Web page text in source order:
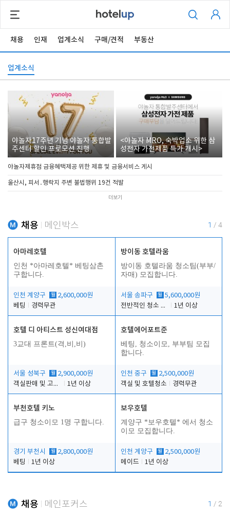
채용 인재 업계소식 구매/견적 부동산
업계소식
야놀자17주년 기념 야놀자 통합발
주센터 할인 프로모션 진행
<야놀자 MRO, 숙박업소 위한 삼
성전자 가전제품 특가 개시>
야놀자제휴점 금융혜택제공 위한 제휴 및 금융서비스 게시
울산시, 피서․행락지 주변 불법행위 19건 적발
더보기
채용 메인박스 1 / 4
아마레호텔
인천 *아마레호텔* 베팅삼촌
구합니다.
인천 계양구 월 2,600,000원
베팅
경력무관
방이동 호텔라움
방이동 호텔라움 청소팀(부부/
자매) 모집합니다.
서울 송파구 월 5,600,000원
전반적인 청소 업무(객실청소.객실정리)
1년 이상
호텔 디 아티스트 성신여대점
3교대 프론트(격,비,비)
서울 성북구 월 2,900,000원
객실판매 및 고객응대
1년 이상
호텔에어포트준
베팅, 청소이모, 부부팀 모집
합니다.
인천 중구 월 2,500,000원
객실 및 호텔청소
경력무관
부천호텔 키노
급구 청소이모 1명 구합니다.
경기 부천시 월 2,800,000원
베팅
1년 이상
보우호텔
계양구 *보우호텔* 에서 청소
이모 모집합니다.
인천 계양구 월 2,500,000원
메이드
1년 이상
채용 메인포커스 1 / 2